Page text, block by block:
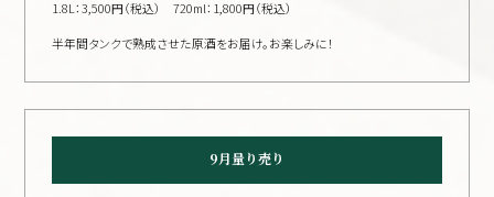
1.8L：3,500円（税込） 720ml：1,800円（税込）
半年間タンクで熟成させた原酒をお届け。お楽しみに！
9月量り売り